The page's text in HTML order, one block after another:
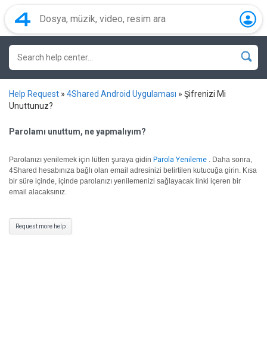
Help Request » 4Shared Android Uygulaması » Şifrenizi Mi
Unuttunuz?
Parolamı unuttum, ne yapmalıyım?
Parolanızı yenilemek için lütfen şuraya gidin Parola Yenileme . Daha sonra,
4Shared hesabınıza bağlı olan email adresinizi belirtilen kutucuğa girin. Kısa
bir süre içinde, içinde parolanızı yenilemenizi sağlayacak linki içeren bir
email alacaksınız.
Request more help